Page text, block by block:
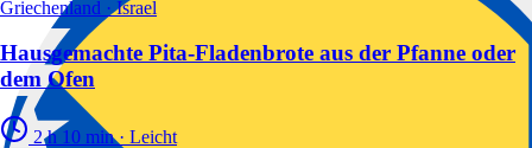
Griechenland · Israel
Hausgemachte Pita-Fladenbrote aus der Pfanne oder
dem Ofen
2 h 10 min · Leicht